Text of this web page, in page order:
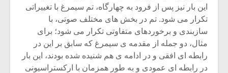
این بار نیز پس از فرود به چهارگاه، تم سیمرغ با تغییراتی
تکرار می شود. تم در بخش های مختلف صوتی، با
سازبندی و برخوردهای متفاوتی تکرار می شود؛ برای
مثال، دو جمله از مقدمه ی سیمرغ که سابق بر این در
رابطه ای افقی و در ادامه ی هم شنیده شده بودند، این بار
در رابطه ای عمودی و به طور همزمان با ارکستراسیونی